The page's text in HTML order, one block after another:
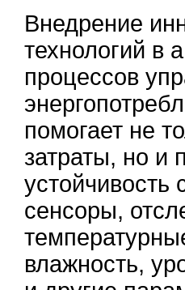
Внедрение
технологий в
процессов
помогает не
затраты, но и
сенсоры,
влажность,